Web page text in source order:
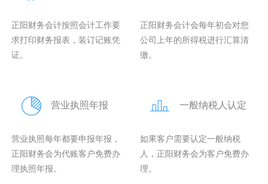
正阳财务会计按照会计工作要
求打印财务报表，装订记账凭
证。
正阳财务会计会每年初会对您
公司上年的所得税进行汇算清
缴。
营业执照年报
营业执照每年都要申报年报，
正阳财务会为代账客户免费办
理执照年报。
一般纳税人认定
如果客户需要认定一般纳税
人，正阳财务会为客户免费办
理。